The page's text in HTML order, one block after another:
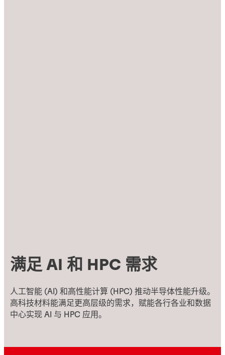
满足 AI 和 HPC 需求
人工智能 (AI) 和高性能计算 (HPC) 推动半导体性能升级。
高科技材料能满足更高层级的需求，赋能各行各业和数据
中心实现 AI 与 HPC 应用。